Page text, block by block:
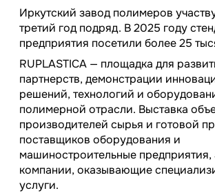
Иркутский завод полимеров
третий год подряд. В 2025 году
предприятия посетили более 25
RUPLASTICA — площадка для
партнерств, демонстрации
решений, технологий и
полимерной отрасли. Выставка
производителей сырья и готовой
поставщиков оборудования и
машиностроительные предприятия,
компании, оказывающие
услуги.